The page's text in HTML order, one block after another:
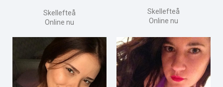
Skellefteå
Online nu
Skellefteå
Online nu